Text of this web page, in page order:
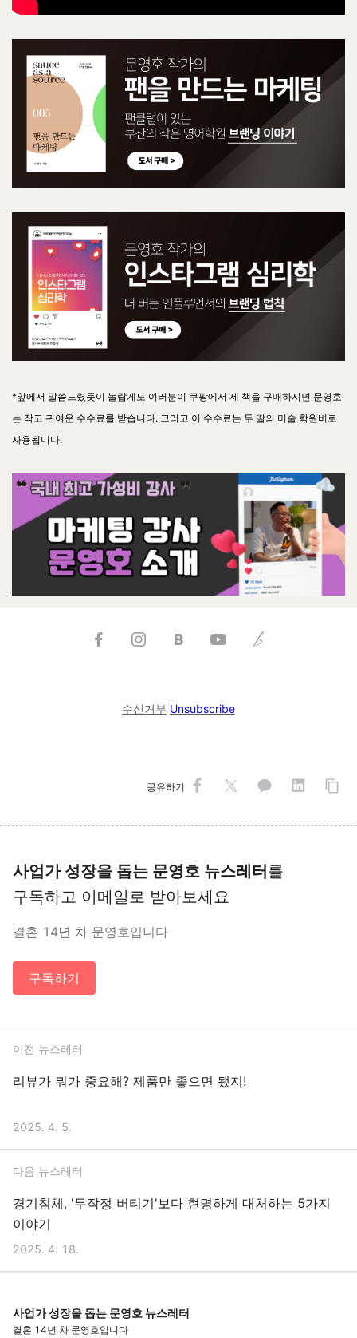
*앞에서 말씀드렸듯이 놀랍게도 여러분이 쿠팡에서 제 책을 구매하시면 문영호
는 작고 귀여운 수수료를 받습니다. 그리고 이 수수료는 두 딸의 미술 학원비로
사용됩니다.
수신거부 Unsubscribe
공유하기
사업가 성장을 돕는 문영호 뉴스레터를
구독하고 이메일로 받아보세요
결혼 14년 차 문영호입니다
구독하기
이전 뉴스레터
리뷰가 뭐가 중요해? 제품만 좋으면 됐지!
2025. 4. 5.
다음 뉴스레터
경기침체, '무작정 버티기'보다 현명하게 대처하는 5가지
이야기
2025. 4. 18.
사업가 성장을 돕는 문영호 뉴스레터
결혼 14년 차 문영호입니다